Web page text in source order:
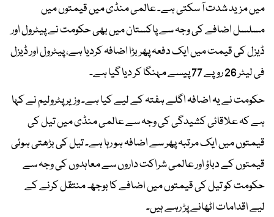
میں مزید شدت آ سکتی ہے۔ عالمی منڈی میں قیمتوں میں
مسلسل اضافے کی وجہ سے پاکستان میں بھی حکومت نے پیٹرول اور
ڈیزل کی قیمت میں ایک دفعہ پھر بڑا اضافہ کردیا ہے، پیٹرول اور ڈیزل
فی لیٹر 26 روپے 77 پیسے مہنگا کر دیا گیا ہے۔
حکومت نے یہ اضافہ اگلے ہفتہ کے لیے کیا ہے۔ وزیر پٹرولیم نے کہا
ہے کہ علاقائی کشیدگی کی وجہ سے عالمی منڈی میں تیل کی
قیمتوں میں ایک مرتبہ پھر سے اضافہ ہو رہا ہے۔ تیل کی بڑھتی ہوئی
قیمتوں کے دباؤ اور عالمی شراکت داروں سے معاہدوں کی وجہ سے
حکومت کو تیل کی قیمتوں میں اضافے کا بوجھ منتقل کرنے کے
لیے اقدامات اٹھانے پڑ رہے ہیں۔